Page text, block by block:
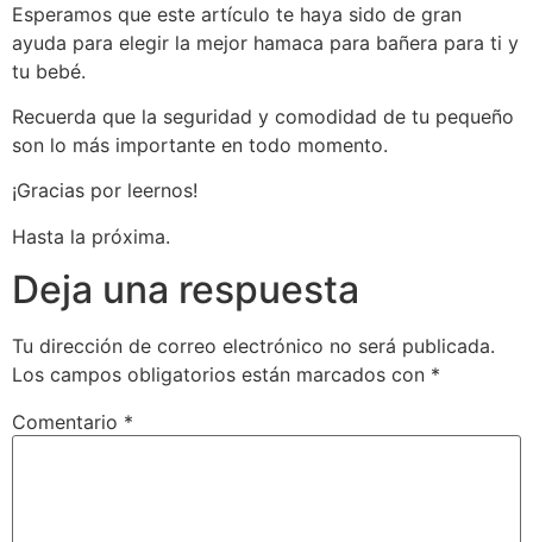
Esperamos que este artículo te haya sido de gran
ayuda para elegir la mejor hamaca para bañera para ti y
tu bebé.
Recuerda que la seguridad y comodidad de tu pequeño
son lo más importante en todo momento.
¡Gracias por leernos!
Hasta la próxima.
Deja una respuesta
Tu dirección de correo electrónico no será publicada.
Los campos obligatorios están marcados con *
Comentario *